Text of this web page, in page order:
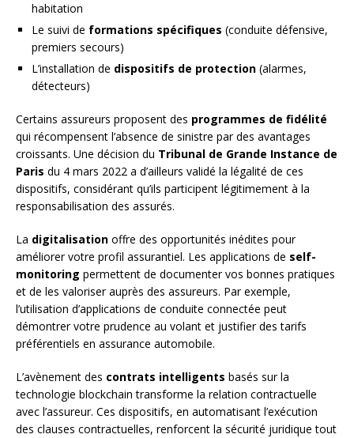
habitation
Le suivi de formations spécifiques (conduite défensive,
premiers secours)
L’installation de dispositifs de protection (alarmes,
détecteurs)
Certains assureurs proposent des programmes de fidélité
qui récompensent l’absence de sinistre par des avantages
croissants. Une décision du Tribunal de Grande Instance de
Paris du 4 mars 2022 a d’ailleurs validé la légalité de ces
dispositifs, considérant qu’ils participent légitimement à la
responsabilisation des assurés.
La digitalisation offre des opportunités inédites pour
améliorer votre profil assurantiel. Les applications de self-
monitoring permettent de documenter vos bonnes pratiques
et de les valoriser auprès des assureurs. Par exemple,
l’utilisation d’applications de conduite connectée peut
démontrer votre prudence au volant et justifier des tarifs
préférentiels en assurance automobile.
L’avènement des contrats intelligents basés sur la
technologie blockchain transforme la relation contractuelle
avec l’assureur. Ces dispositifs, en automatisant l’exécution
des clauses contractuelles, renforcent la sécurité juridique tout